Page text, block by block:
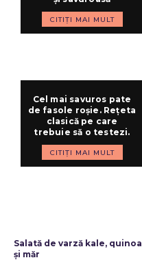
CITIȚI MAI MULT
Cel mai savuros pate
de fasole roșie. Rețeta
clasică pe care
trebuie să o testezi.
CITIȚI MAI MULT
Salată de varză kale, quinoa
și măr